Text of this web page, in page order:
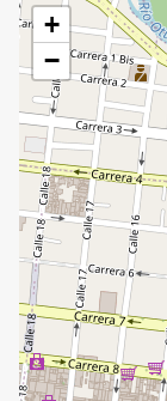
+
−